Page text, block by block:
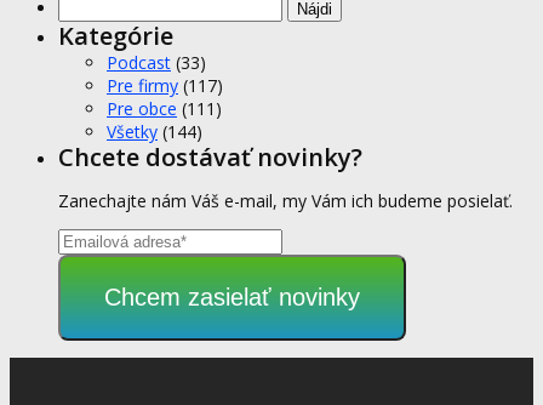
Kategórie
Podcast (33)
Pre firmy (117)
Pre obce (111)
Všetky (144)
Chcete dostávať novinky?
Zanechajte nám Váš e-mail, my Vám ich budeme posielať.
Chcem zasielať novinky